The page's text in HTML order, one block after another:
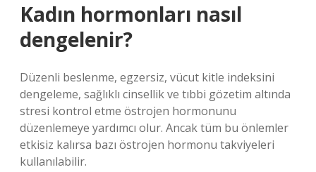
Kadın hormonları nasıl
dengelenir?
Düzenli beslenme, egzersiz, vücut kitle indeksini
dengeleme, sağlıklı cinsellik ve tıbbi gözetim altında
stresi kontrol etme östrojen hormonunu
düzenlemeye yardımcı olur. Ancak tüm bu önlemler
etkisiz kalırsa bazı östrojen hormonu takviyeleri
kullanılabilir.